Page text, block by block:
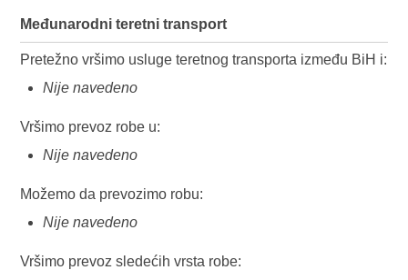
Međunarodni teretni transport
Pretežno vršimo usluge teretnog transporta između BiH i:
Nije navedeno
Vršimo prevoz robe u:
Nije navedeno
Možemo da prevozimo robu:
Nije navedeno
Vršimo prevoz sledećih vrsta robe: